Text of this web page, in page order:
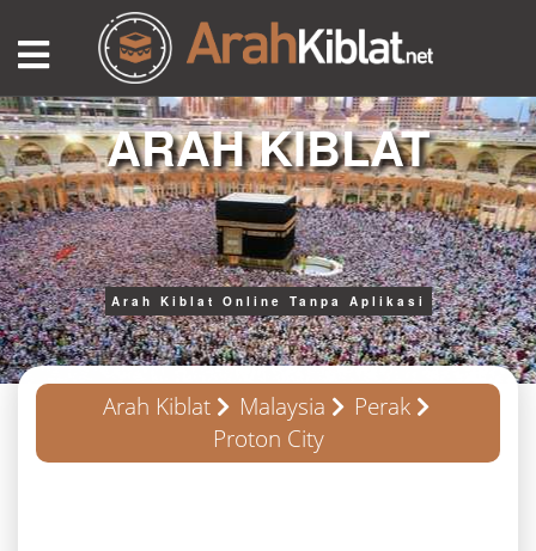
ARAH KIBLAT
Arah Kiblat Online Tanpa Aplikasi
Arah Kiblat Malaysia
Perak
Proton City